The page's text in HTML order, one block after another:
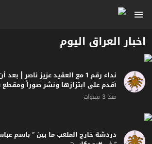
اخبار العراق اليوم
نداء رقم 1 مع العقيد عزيز ناصر |
أقدم على ابتزازها ونشر صوراً ومقطع
منذ 3 سنوات
دردشة خارج الملعب ما بين ” باسم